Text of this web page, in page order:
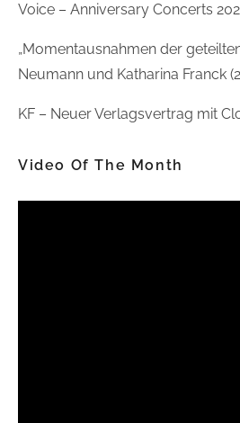
Voice – Anniversary Concerts
„Momentausnahmen der
Neumann und Katharina Franck
KF – Neuer Verlagsvertrag mit
Video Of The Month